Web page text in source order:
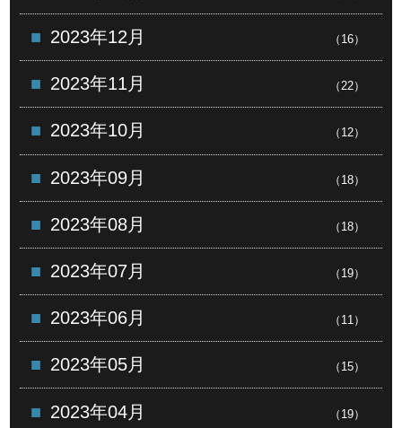
2023年12月 （16）
2023年11月 （22）
2023年10月 （12）
2023年09月 （18）
2023年08月 （18）
2023年07月 （19）
2023年06月 （11）
2023年05月 （15）
2023年04月 （19）